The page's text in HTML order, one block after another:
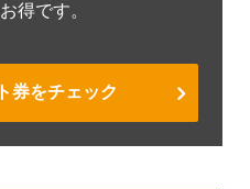
得です。
券をチェック